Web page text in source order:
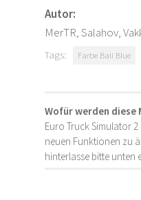
Autor:
MerTR, Salahov,
Tags: Farbe Bali Blue
Wofür werden diese
Euro Truck Simulator
neuen Funktionen zu
hinterlasse bitte unten